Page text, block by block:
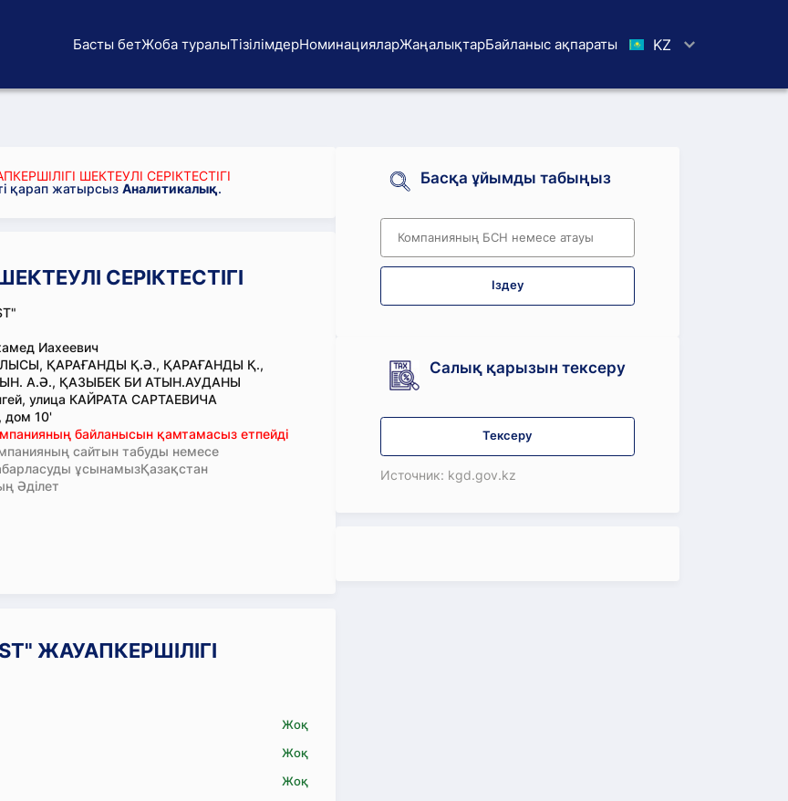
Басты бетЖоба туралыТізілімдерНоминацияларЖаңалықтарБайланыс ақпараты KZ
ШЕКТЕУЛІ СЕРІКТЕСТІГІ
қарап жатырсыз Аналитикалық.
СЕРІКТЕСТІГІ
Иахеевич
ҚАРАҒАНДЫ Қ.Ә., ҚАРАҒАНДЫ Қ.,
А.Ә., ҚАЗЫБЕК БИ АТЫН.АУДАНЫ
улица КАЙРАТА САРТАЕВИЧА
дом 10'
байланысын қамтамасыз етпейді
сайтын табуды немесе
ұсынамызҚазақстан
Әділет
ЖАУАПКЕРШІЛІГІ
Жоқ
Жоқ
Жоқ
Басқа ұйымды табыңыз
Іздеу
Салық қарызын тексеру
Тексеру
Источник: kgd.gov.kz